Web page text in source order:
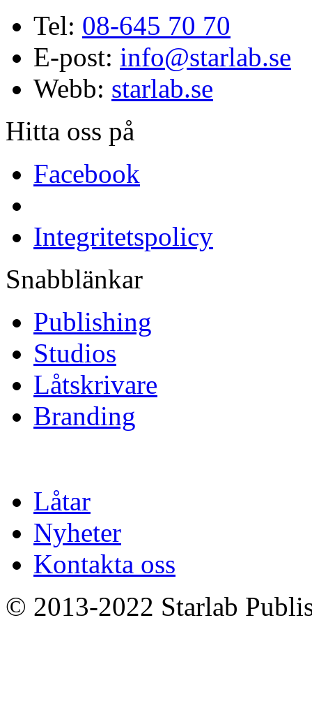
Tel: 08-645 70 70
E-post: info@starlab.se
Webb: starlab.se
Hitta oss på
Facebook
Integritetspolicy
Snabblänkar
Publishing
Studios
Låtskrivare
Branding
Låtar
Nyheter
Kontakta oss
© 2013-2022 Starlab